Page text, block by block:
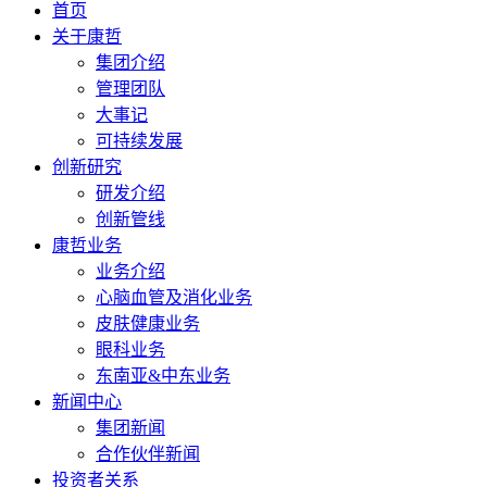
首页
关于康哲
集团介绍
管理团队
大事记
可持续发展
创新研究
研发介绍
创新管线
康哲业务
业务介绍
心脑血管及消化业务
皮肤健康业务
眼科业务
东南亚&中东业务
新闻中心
集团新闻
合作伙伴新闻
投资者关系